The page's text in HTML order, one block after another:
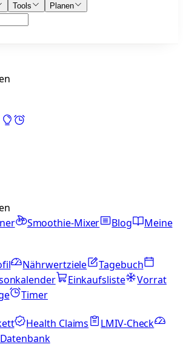
Tools Planen
Smoothie-Mixer Blog
Meine
Nährwertziele
Tagebuch
Einkaufsliste
Vorrat
Timer
Health Claims
LMIV-Check
Datenbank